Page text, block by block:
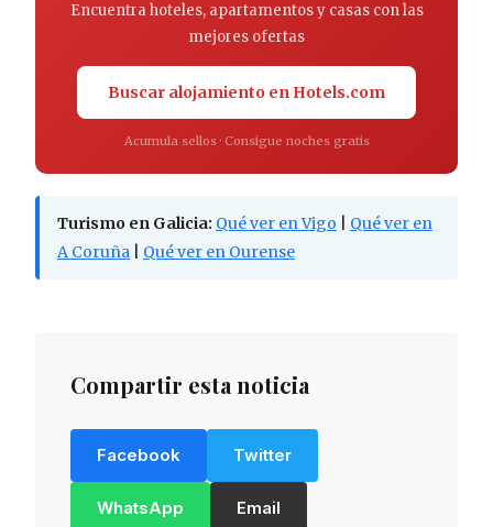
Encuentra hoteles, apartamentos y casas con las
mejores ofertas
Buscar alojamiento en Hotels.com
Acumula sellos · Consigue noches gratis
Turismo en Galicia: Qué ver en Vigo
Qué ver en
A Coruña
Qué ver en Ourense
Compartir esta noticia
Facebook Twitter
WhatsApp Email